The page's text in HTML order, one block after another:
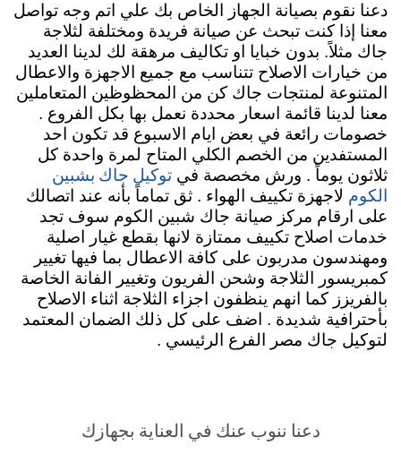
دعنا نقوم بصيانة الجهاز الخاص بك علي اتم وجه تواصل
معنا إذا كنت تبحث عن صيانة فريدة ومختلفة لثلاجة
جاك مثلاً. بدون خبايا او تكاليف مرهقة لك لدينا العديد
من خيارات الاصلاح تتناسب مع جميع الاجهزة والاعطال
المتنوعة لمنتجات جاك كن من المحظوظين المتعاملين
معنا لدينا قائمة اسعار محددة نعمل بها بكل الفروع .
خصومات رائعة في بعض ايام الاسبوع قد تكون احد
المستفدين من الخصم الكلي المتاح لمرة واحدة كل
ثلاثون يوماً . ورش مخصصة في توكيل جاك بشبين
الكوم لاجهزة تكييف الهواء . ثق تماماً بأنه عند اتصالك
على ارقام مركز صيانة جاك شبين الكوم سوف تجد
خدمات اصلاح تكييف ممتازة لانها بقطع غيار اصلية
ومهندسون مدربون على كافة الاعطال بما فيها تغيير
كمبريسور الثلاجة وشحن الفريون وتغيير الفانة الخاصة
بالفريزز كما انهم ينظفون اجزاء الثلاجة اثناء الاصلاح
بأحترافية شديدة . اضف على كل ذلك الضمان المعتمد
لتوكيل جاك مصر الفرع الرئيسي .
دعنا ننوب عنك في العناية بجهازك